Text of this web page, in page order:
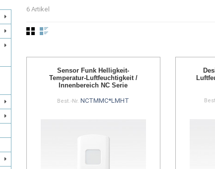
6 Artikel
Sensor Funk Helligkeit-
Temperatur-Luftfeuchtigkeit /
Innenbereich NC Serie
Best.-Nr. NCTMMC*LMHT